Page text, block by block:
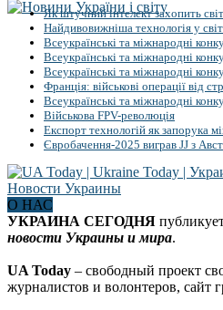
Як штучний інтелект захопить світ
Найдивовижніша технологія у
Всеукраїнські та міжнародні
Всеукраїнські та міжнародні
Всеукраїнські та міжнародні
Франція: військові операції від
Всеукраїнські та міжнародні
Військова FPV-революція
Експорт технологій як запорука
Євробачення-2025 виграв JJ з
О НАС
УКРАИНА СЕГОДНЯ
новости Украины и мира.
UA Today – свободный проект
журналистов и волонтеров, сайт